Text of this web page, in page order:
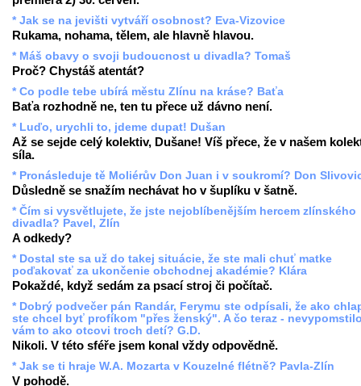
* Jak se na jevišti vytváří osobnost? Eva-Vizovice
Rukama, nohama, tělem, ale hlavně hlavou.
* Máš obavy o svoji budoucnost u divadla? Tomaš
Proč? Chystáš atentát?
* Co podle tebe ubírá městu Zlínu na kráse? Baťa
Baťa rozhodně ne, ten tu přece už dávno není.
* Luďo, urychli to, jdeme dupat! Dušan
Až se sejde celý kolektiv, Dušane! Víš přece, že v našem
síla.
* Pronásleduje tě Moliérův Don Juan i v soukromí? Don
Důsledně se snažím nechávat ho v šuplíku v šatně.
* Čím si vysvětlujete, že jste nejoblíbenějším hercem zlínského
divadla? Pavel, Zlín
A odkedy?
* Dostal ste sa už do takej situácie, že ste mali chuť matke
poďakovať za ukončenie obchodnej akadémie? Klára
Pokaždé, když sedám za psací stroj či počítač.
* Dobrý podvečer pán Randár, Ferymu ste odpísali, že ako
ste chcel byť profíkom "přes ženský". A čo teraz -
vám to ako otcovi troch detí? G.D.
Nikoli. V této sféře jsem konal vždy odpovědně.
* Jak se ti hraje W.A. Mozarta v Kouzelné flétně? Pavla-Zlín
V pohodě.